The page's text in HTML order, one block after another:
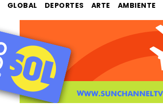
GLOBAL DEPORTES ARTE AMBIENTE